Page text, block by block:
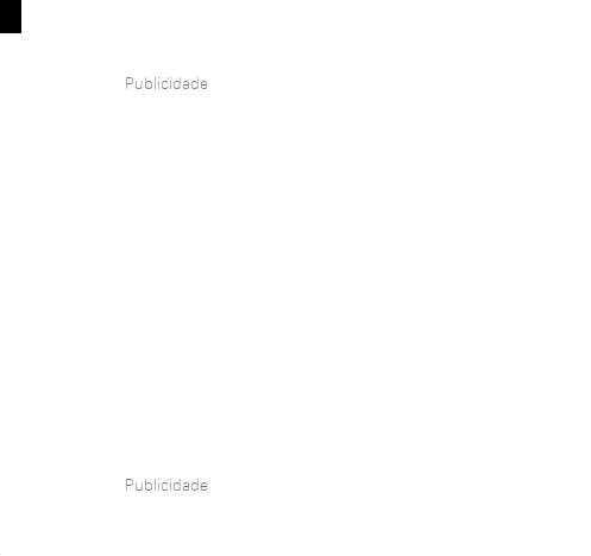
Publicidade
Publicidade